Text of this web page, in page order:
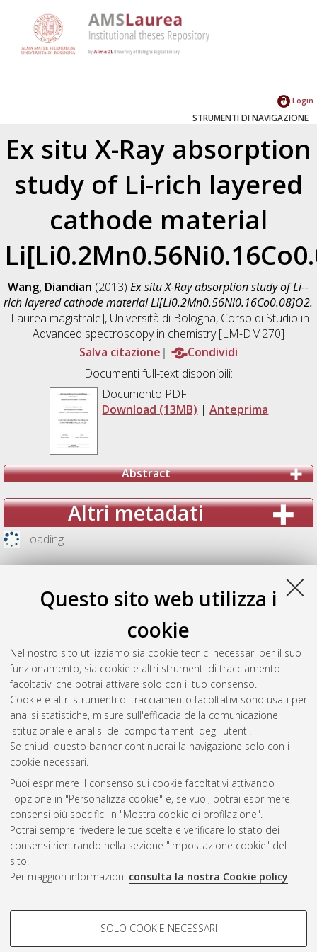
Questo sito web utilizza i
cookie
Nel nostro sito utilizziamo sia cookie tecnici necessari per il suo
funzionamento, sia cookie e altri strumenti di tracciamento
facoltativi che potrai attivare solo con il tuo consenso.
Cookie e altri strumenti di tracciamento facoltativi sono usati per
analisi statistiche, misure sull'efficacia della comunicazione
istituzionale e analisi dei comportamenti degli utenti.
Se chiudi questo banner continuerai la navigazione solo con i
cookie necessari.
Puoi esprimere il consenso sui cookie facoltativi attivando
l'opzione in "Personalizza cookie" e, se vuoi, potrai esprimere
consensi più specifici in "Mostra cookie di profilazione".
Potrai sempre rivedere le tue scelte e verificare lo stato dei
consensi rientrando nella sezione "Impostazione cookie" del
sito.
Per maggiori informazioni consulta la nostra Cookie policy.
COOKIE DI PROFILAZIONE -
SOLO COOKIE NECESSARI
Login
STRUMENTI DI NAVIGAZIONE
Ex situ X-­Ray absorption
study of Li-­rich layered
cathode material
Wang, Diandian (2013)Ex situ X-­Ray absorption study of Li-­
rich layered cathode material Li[Li0.2Mn0.56Ni0.16Co0.08]O2.
[Laurea magistrale], Università di Bologna, Corso di Studio in
Advanced spectroscopy in chemistry [LM-DM270]
Salva citazione
Condividi
Documenti full-text disponibili:
Documento PDF
Download (13MB) |Anteprima
Abstract
Altri metadati
Loading...
Gestione del documento:
Atom
Rss 1.0
Rss 2.0
AMS Laurea
Impostazioni Cookie
Informativa sulla privacy
Condizioni d’uso del sito